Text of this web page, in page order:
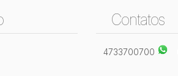
Contatos
4733700700